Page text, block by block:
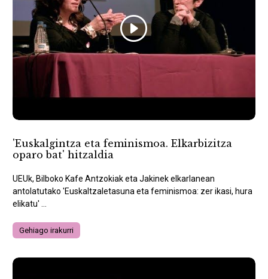
'Euskalgintza eta feminismoa. Elkarbizitza
oparo bat' hitzaldia
UEUk, Bilboko Kafe Antzokiak eta Jakinek elkarlanean
antolatutako 'Euskaltzaletasuna eta feminismoa: zer ikasi, hura
elikatu' ...
Gehiago irakurri